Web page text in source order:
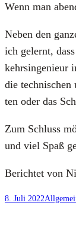
Wenn man
Neben den
ich gelernt,
kehrs­in­ge­nieur
die
ten oder das
Zum Schluss
und viel Spaß
Berich­tet von
8. Juli 2022